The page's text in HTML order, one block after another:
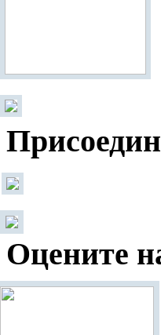
Оцените